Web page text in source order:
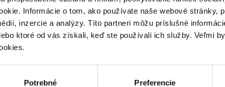
Informácie o tom, ako používate naše webové stránky,
inzercie a analýzy. Títo partneri môžu príslušné
ktoré od vás získali, keď ste používali ich služby. Veľmi
Potrebné Preferencie
Informácie o ĽudiaĽuďom.sk
+ 421 950 50 50 50
info@ludialudom.sk